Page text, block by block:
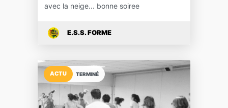
avec la neige... bonne soiree
E.S.S. FORME
TERMINÉ
ACTU